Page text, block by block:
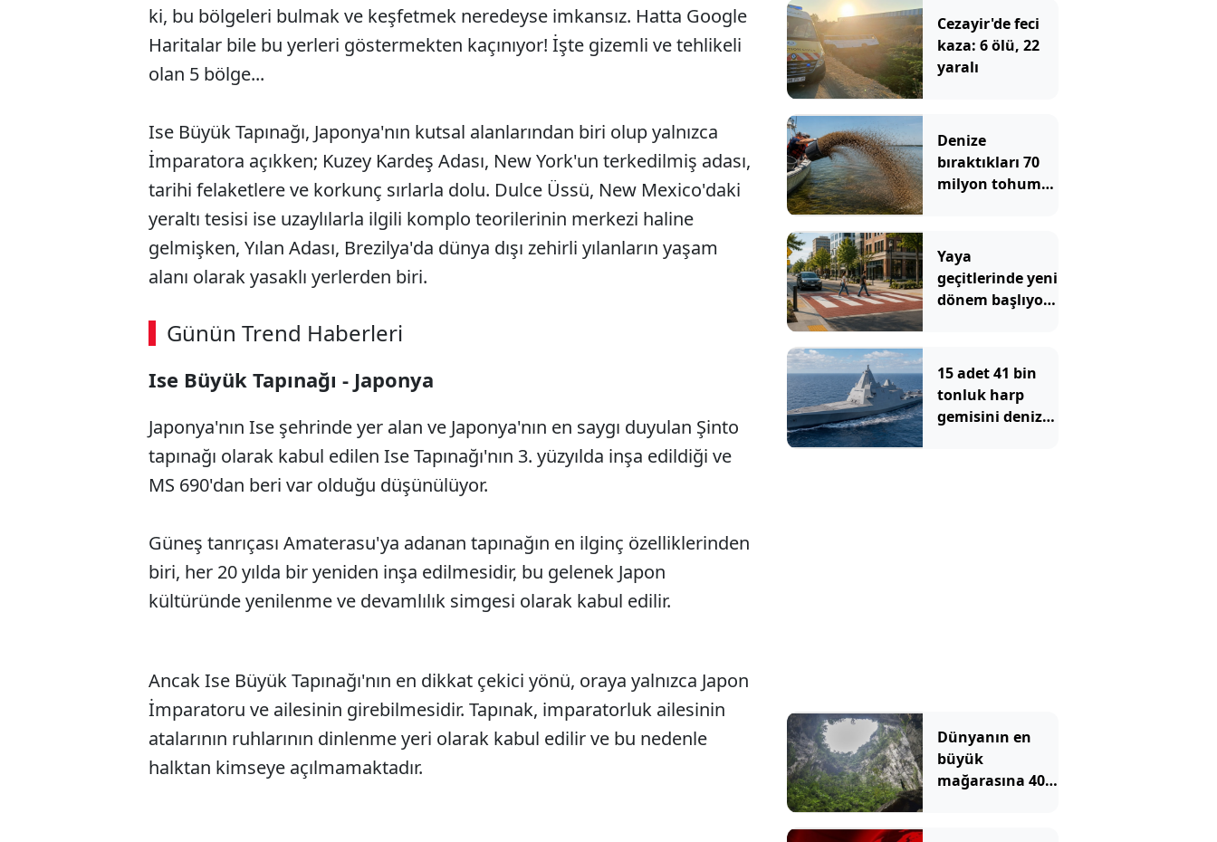
ki, bu bölgeleri bulmak ve keşfetmek neredeyse imkansız. Hatta Google
Haritalar bile bu yerleri göstermekten kaçınıyor! İşte gizemli ve tehlikeli
olan 5 bölge...
Ise Büyük Tapınağı, Japonya'nın kutsal alanlarından biri olup yalnızca
İmparatora açıkken; Kuzey Kardeş Adası, New York'un terkedilmiş adası,
tarihi felaketlere ve korkunç sırlarla dolu. Dulce Üssü, New Mexico'daki
yeraltı tesisi ise uzaylılarla ilgili komplo teorilerinin merkezi haline
gelmişken, Yılan Adası, Brezilya'da dünya dışı zehirli yılanların yaşam
alanı olarak yasaklı yerlerden biri.
Günün Trend Haberleri
Ise Büyük Tapınağı - Japonya
Japonya'nın Ise şehrinde yer alan ve Japonya'nın en saygı duyulan Şinto
tapınağı olarak kabul edilen Ise Tapınağı'nın 3. yüzyılda inşa edildiği ve
MS 690'dan beri var olduğu düşünülüyor.
Güneş tanrıçası Amaterasu'ya adanan tapınağın en ilginç özelliklerinden
biri, her 20 yılda bir yeniden inşa edilmesidir, bu gelenek Japon
kültüründe yenilenme ve devamlılık simgesi olarak kabul edilir.
Ancak Ise Büyük Tapınağı'nın en dikkat çekici yönü, oraya yalnızca Japon
İmparatoru ve ailesinin girebilmesidir. Tapınak, imparatorluk ailesinin
atalarının ruhlarının dinlenme yeri olarak kabul edilir ve bu nedenle
halktan kimseye açılmamaktadır.
Cezayir'de feci
kaza: 6 ölü, 22
yaralı
Denize
bıraktıkları 70
milyon tohum
Yaya
geçitlerinde yeni
dönem başlıyor:
yapamayacak
15 adet 41 bin
tonluk harp
gemisini denize
Dünyanın en
büyük
mağarasına 40